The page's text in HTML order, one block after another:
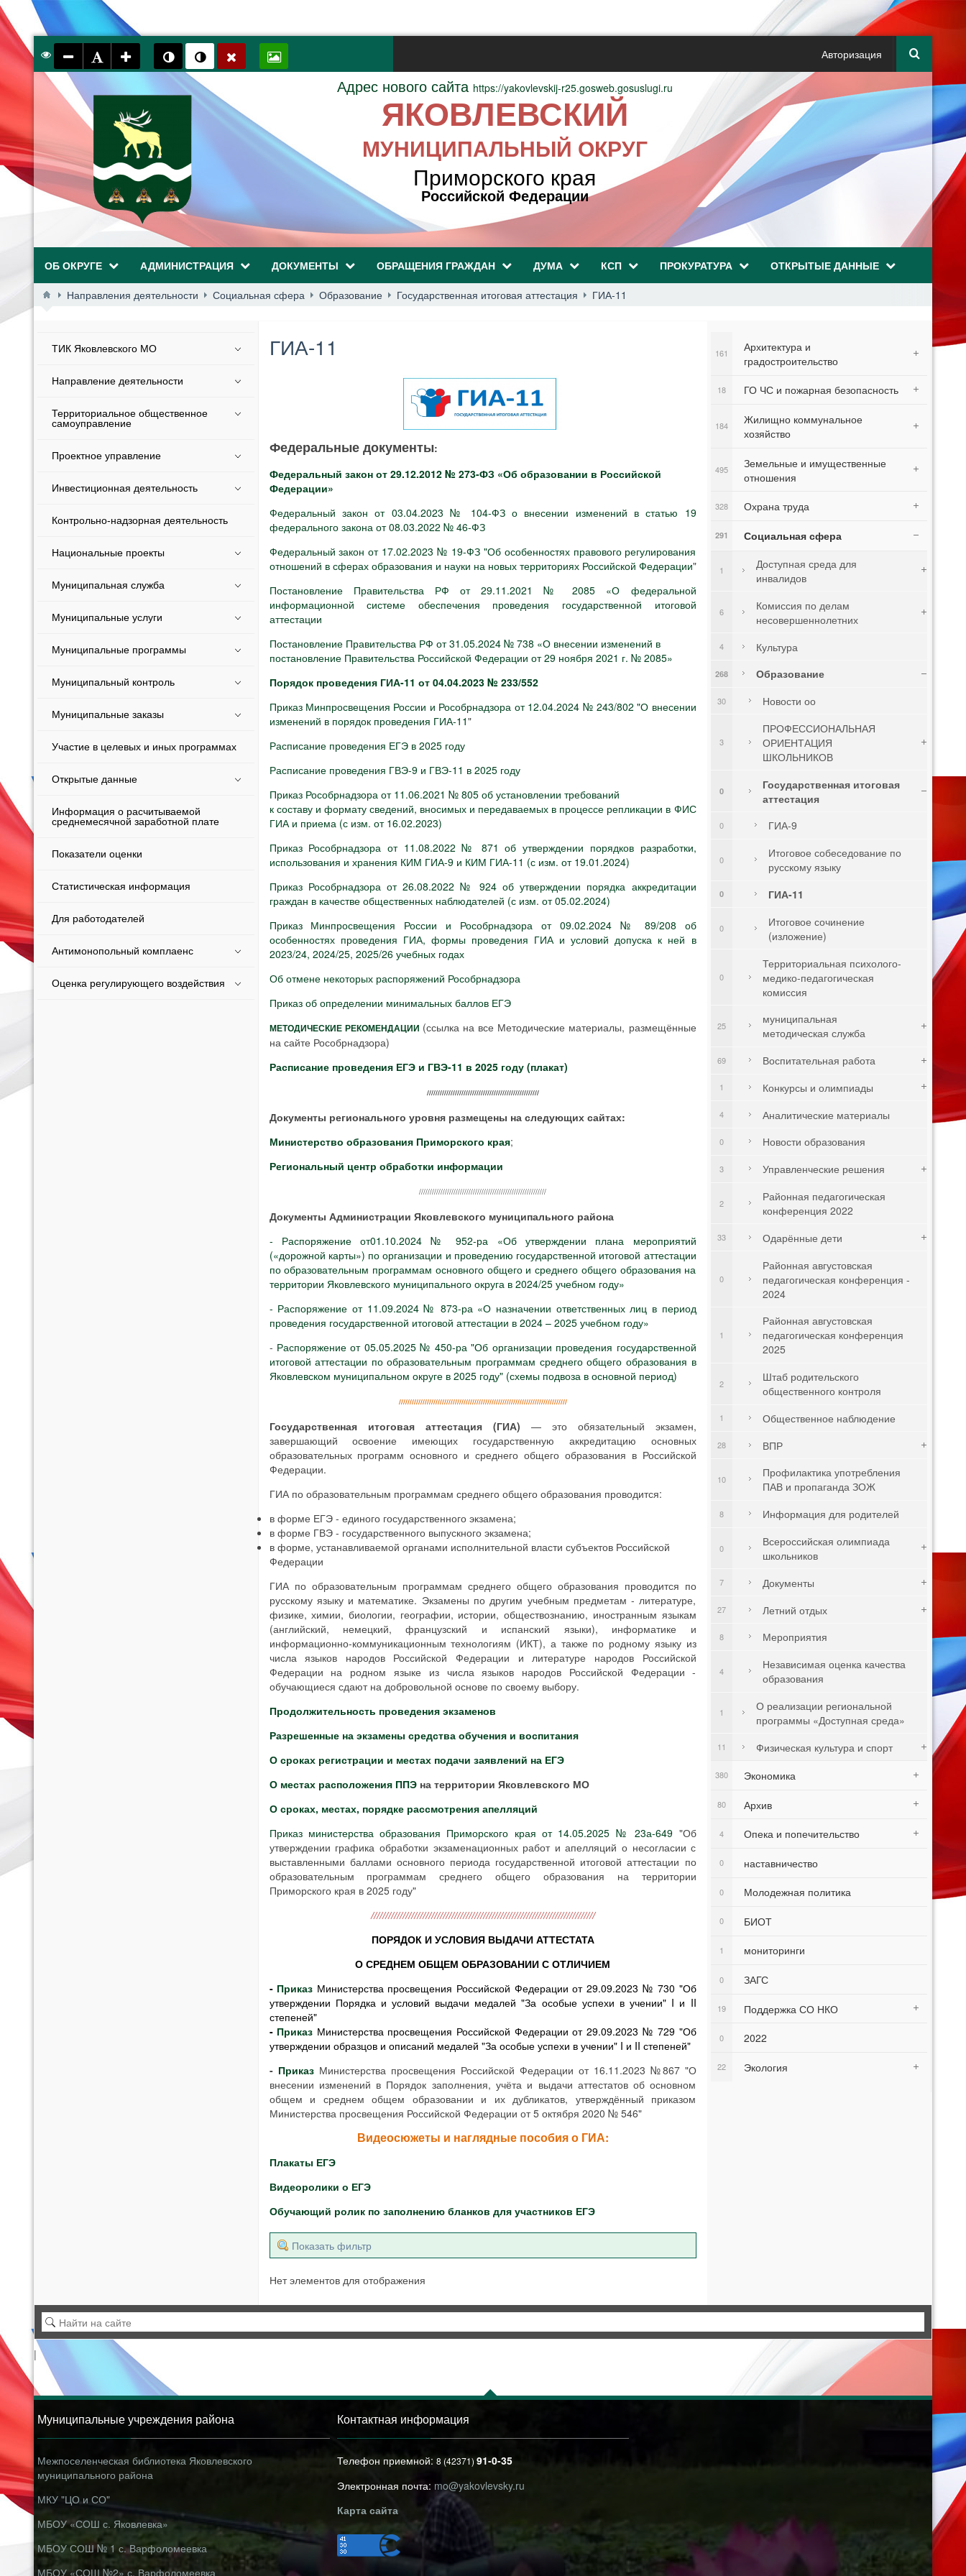
Авторизация
Адрес нового сайта https://yakovlevskij-r25.gosweb.gosuslugi.ru
ЯКОВЛЕВСКИЙ
МУНИЦИПАЛЬНЫЙ ОКРУГ
Приморского края
Российской Федерации
ОБ ОКРУГЕ АДМИНИСТРАЦИЯ ДОКУМЕНТЫ ОБРАЩЕНИЯ ГРАЖДАН ДУМА КСП ПРОКУРАТУРА ОТКРЫТЫЕ ДАННЫЕ
Направления деятельности Социальная сфера Образование Государственная итоговая аттестация ГИА-11
ТИК Яковлевского МО
Направление деятельности
Территориальное общественное
самоуправление
Проектное управление
Инвестиционная деятельность
Контрольно-надзорная деятельность
Национальные проекты
Муниципальная служба
Муниципальные услуги
Муниципальные программы
Муниципальный контроль
Муниципальные заказы
Участие в целевых и иных программах
Открытые данные
Информация о расчитываемой
среднемесячной заработной плате
Показатели оценки
Статистическая информация
Для работодателей
Антимонопольный комплаенс
Оценка регулирующего воздействия
ГИА-11
Федеральные документы:
Федеральный закон от 29.12.2012 № 273-ФЗ «Об образовании в Российской
Федерации»
Федеральный закон от 03.04.2023 № 104-ФЗ о внесении изменений в статью 19
федерального закона от 08.03.2022 № 46-ФЗ
Федеральный закон от 17.02.2023 № 19-ФЗ "Об особенностях правового регулирования
отношений в сферах образования и науки на новых территориях Российской Федерации"
Постановление Правительства РФ от 29.11.2021 № 2085 «О федеральной
информационной системе обеспечения проведения государственной итоговой
аттестации
Постановление Правительства РФ от 31.05.2024 № 738 «О внесении изменений в
постановление Правительства Российской Федерации от 29 ноября 2021 г. № 2085»
Порядок проведения ГИА-11 от 04.04.2023 № 233/552
Приказ Минпросвещения России и Рособрнадзора от 12.04.2024 № 243/802 "О внесении
изменений в порядок проведения ГИА-11"
Расписание проведения ЕГЭ в 2025 году
Расписание проведения ГВЭ-9 и ГВЭ-11 в 2025 году
Приказ Рособрнадзора от 11.06.2021 № 805 об установлении требований
к составу и формату сведений, вносимых и передаваемых в процессе репликации в ФИС
ГИА и приема (с изм. от 16.02.2023)
Приказ Рособрнадзора от 11.08.2022 № 871 об утверждении порядков разработки,
использования и хранения КИМ ГИА-9 и КИМ ГИА-11 (с изм. от 19.01.2024)
Приказ Рособрнадзора от 26.08.2022 № 924 об утверждении порядка аккредитации
граждан в качестве общественных наблюдателей (с изм. от 05.02.2024)
Приказ Минпросвещения России и Рособрнадзора от 09.02.2024 № 89/208 об
особенностях проведения ГИА, формы проведения ГИА и условий допуска к ней в
2023/24, 2024/25, 2025/26 учебных годах
Об отмене некоторых распоряжений Рособрнадзора
Приказ об определении минимальных баллов ЕГЭ
МЕТОДИЧЕСКИЕ РЕКОМЕНДАЦИИ (ссылка на все Методические материалы, размещённые
на сайте Рособрнадзора)
Расписание проведения ЕГЭ и ГВЭ-11 в 2025 году (плакат)
////////////////////////////////////////////////////
Документы регионального уровня размещены на следующих сайтах:
Министерство образования Приморского края;
Региональный центр обработки информации
///////////////////////////////////////////////////////////
Документы Администрации Яковлевского муниципального района
- Распоряжение от01.10.2024 № 952-ра «Об утверждении плана мероприятий
(«дорожной карты») по организации и проведению государственной итоговой аттестации
по образовательным программам основного общего и среднего общего образования на
территории Яковлевского муниципального округа в 2024/25 учебном году»
- Распоряжение от 11.09.2024 № 873-ра «О назначении ответственных лиц в период
проведения государственной итоговой аттестации в 2024 – 2025 учебном году»
- Распоряжение от 05.05.2025 № 450-ра "Об организации проведения государственной
итоговой аттестации по образовательным программам среднего общего образования в
Яковлевском муниципальном округе в 2025 году" (схемы подвоза в основной период)
//////////////////////////////////////////////////////////////////////////////
Государственная итоговая аттестация (ГИА) — это обязательный экзамен,
завершающий освоение имеющих государственную аккредитацию основных
образовательных программ основного и среднего общего образования в Российской
Федерации.
ГИА по образовательным программам среднего общего образования проводится:
в форме ЕГЭ - единого государственного экзамена;
в форме ГВЭ - государственного выпускного экзамена;
в форме, устанавливаемой органами исполнительной власти субъектов Российской
Федерации
ГИА по образовательным программам среднего общего образования проводится по
русскому языку и математике. Экзамены по другим учебным предметам - литературе,
физике, химии, биологии, географии, истории, обществознанию, иностранным языкам
(английский, немецкий, французский и испанский языки), информатике и
информационно-коммуникационным технологиям (ИКТ), а также по родному языку из
числа языков народов Российской Федерации и литературе народов Российской
Федерации на родном языке из числа языков народов Российской Федерации -
обучающиеся сдают на добровольной основе по своему выбору.
Продолжительность проведения экзаменов
Разрешенные на экзамены средства обучения и воспитания
О сроках регистрации и местах подачи заявлений на ЕГЭ
О местах расположения ППЭна территории Яковлевского МО
О сроках, местах, порядке рассмотрения апелляций
Приказ министерства образования Приморского края от 14.05.2025 № 23а-649 "Об
утверждении графика обработки экзаменационных работ и апелляций о несогласии с
выставленными баллами основного периода государственной итоговой аттестации по
образовательным программам среднего общего образования на территории
Приморского края в 2025 году"
//////////////////////////////////////////////////////////////////////////////
ПОРЯДОК И УСЛОВИЯ ВЫДАЧИ АТТЕСТАТА
О СРЕДНЕМ ОБЩЕМ ОБРАЗОВАНИИ С ОТЛИЧИЕМ
- Приказ Министерства просвещения Российской Федерации от 29.09.2023 № 730 "Об
утверждении Порядка и условий выдачи медалей "За особые успехи в учении" I и II
степеней"
- Приказ Министерства просвещения Российской Федерации от 29.09.2023 № 729 "Об
утверждении образцов и описаний медалей "За особые успехи в учении" I и II степеней"
- Приказ Министерства просвещения Российской Федерации от 16.11.2023 №867 "О
внесении изменений в Порядок заполнения, учёта и выдачи аттестатов об основном
общем и среднем общем образовании и их дубликатов, утверждённый приказом
Министерства просвещения Российской Федерации от 5 октября 2020 № 546"
Видеосюжеты и наглядные пособия о ГИА:
Плакаты ЕГЭ
Видеоролики о ЕГЭ
Обучающий ролик по заполнению бланков для участников ЕГЭ
Показать фильтр
Нет элементов для отображения
Архитектура и
градостроительство
161
ГО ЧС и пожарная безопасность
18
Жилищно коммунальное
хозяйство
184
Земельные и имущественные
отношения
495
Охрана труда
328
Социальная сфера
291
Доступная среда для
инвалидов
1
Комиссия по делам
несовершеннолетних
6
Культура
4
Образование
268
Новости оо
30
ПРОФЕССИОНАЛЬНАЯ
ОРИЕНТАЦИЯ
ШКОЛЬНИКОВ
3
Государственная итоговая
аттестация
0
ГИА-9
0
Итоговое собеседование по
русскому языку
0
ГИА-11
0
Итоговое сочинение
(изложение)
0
Территориальная психолого-
медико-педагогическая
комиссия
0
муниципальная
методическая служба
25
Воспитательная работа
69
Конкурсы и олимпиады
1
Аналитические материалы
4
Новости образования
0
Управленческие решения
3
Районная педагогическая
конференция 2022
2
Одарённые дети
33
Районная августовская
педагогическая конференция -
2024
0
Районная августовская
педагогическая конференция
2025
1
Штаб родительского
общественного контроля
2
Общественное наблюдение
1
ВПР
28
Профилактика употребления
ПАВ и пропаганда ЗОЖ
10
Информация для родителей
8
Всероссийская олимпиада
школьников
0
Документы
7
Летний отдых
27
Мероприятия
8
Независимая оценка качества
образования
4
О реализации региональной
программы «Доступная среда»
1
Физическая культура и спорт
11
Экономика
380
Архив
80
Опека и попечительство
4
наставничество
0
Молодежная политика
0
БИОТ
0
мониторинги
1
ЗАГС
0
Поддержка СО НКО
19
2022
0
Экология
22
|
Муниципальные учреждения района
Межпоселенческая библиотека Яковлевского
муниципального района
МКУ "ЦО и СО"
МБОУ «СОШ с. Яковлевка»
МБОУ СОШ № 1 с. Варфоломеевка
МБОУ «СОШ №2» с. Варфоломеевка
Контактная информация
Телефон приемной: 8 (42371) 91-0-35
Электронная почта: mo@yakovlevsky.ru
Карта сайта